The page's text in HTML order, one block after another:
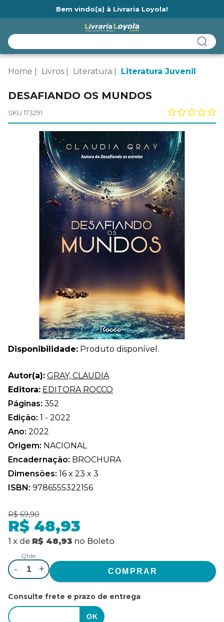
Bem vindo(a) à Livraria Loyola!
Home Livros Literatura Literatura Juvenil
DESAFIANDO OS MUNDOS
SKU 173291
Disponibilidade: Produto disponível.
Autor(a): GRAY, CLAUDIA
Editora: EDITORA ROCCO
Páginas: 352
Edição: 1 - 2022
Ano: 2022
Origem: NACIONAL
Encadernação: BROCHURA
Dimensões: 16 x 23 x 3
ISBN: 9786555322156
R$ 69,90
R$ 48,93
1 x de R$ 48,93 no Boleto
Qtde.
- +
Consulte frete e prazo de entrega